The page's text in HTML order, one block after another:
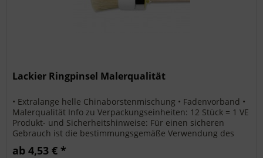
Lackier Ringpinsel Malerqualität
• Extralange helle Chinaborstenmischung • Fadenvorband •
Malerqualität Info zu Verpackungseinheiten: 12 Stück = 1 VE
Produkt- und Sicherheitshinweise: Für einen sicheren
Gebrauch ist die bestimmungsgemäße Verwendung des
Produkts und die...
ab 4,53 € *